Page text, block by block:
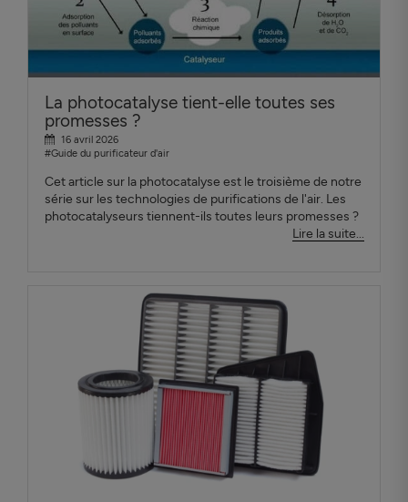
La photocatalyse tient-elle toutes ses
promesses ?
16 avril 2026
#Guide du purificateur d'air
Cet article sur la photocatalyse est le troisième de notre
série sur les technologies de purifications de l'air. Les
photocatalyseurs tiennent-ils toutes leurs promesses ?
Lire la suite...